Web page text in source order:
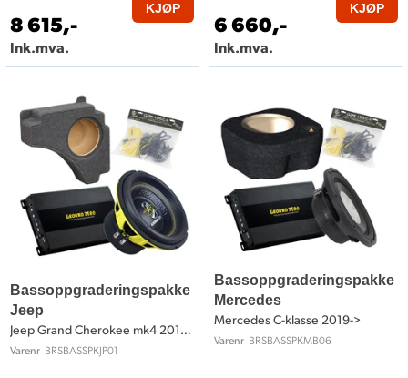
8 615,-
Ink.mva.
KJØP
6 660,-
Ink.mva.
KJØP
Bassoppgraderingspakke
Jeep
Jeep Grand Cherokee mk4 2011 ->
Varenr BRSBASSPKJP01
Bassoppgraderingspakke
Mercedes
Mercedes C-klasse 2019->
Varenr BRSBASSPKMB06